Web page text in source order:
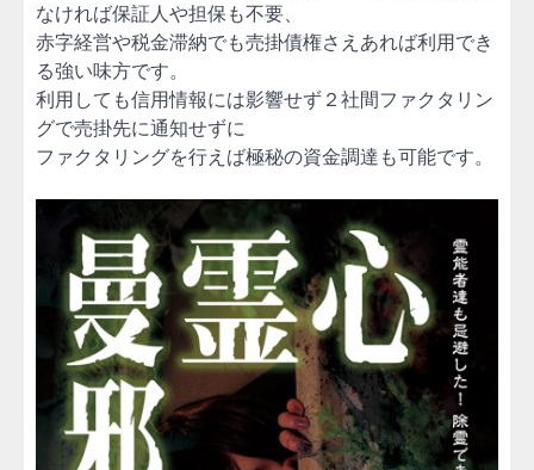
なければ保証人や担保も不要、
赤字経営や税金滞納でも売掛債権さえあれば利用でき
る強い味方です。
利用しても信用情報には影響せず２社間ファクタリン
グで売掛先に通知せずに
ファクタリングを行えば極秘の資金調達も可能です。